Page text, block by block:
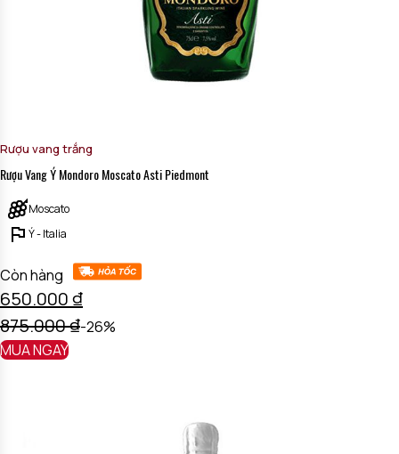
Rượu vang trắng
Rượu Vang Ý Mondoro Moscato Asti Piedmont
Moscato
Ý - Italia
Còn hàng
650.000₫
875.000₫-26%
MUA NGAY